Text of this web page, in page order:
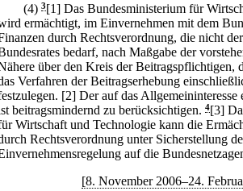
(4) 3[1] Das Bundesministerium für
ermächtigt, im Einvernehmen mit dem
durch Rechtsverordnung, die nicht
bedarf, nach Maßgabe der
über den Kreis der Beitragspflichtigen,
Verfahren der Beitragserhebung
[2] Der auf das Allgemeininteresse
beitragsmindernd zu berücksichtigen. 4[3]
Wirtschaft und Technologie kann die
Rechtsverordnung unter Sicherstellung
auf die
[8. November 2006–24.